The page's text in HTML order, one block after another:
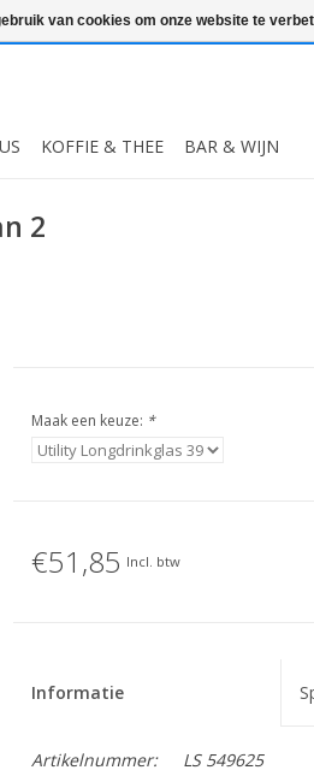
KOFFIE & THEE BAR & WIJN
2
Maak een keuze: *
€51,85 Incl. btw
Informatie
Artikelnummer:
LS 549625
van cookies om onze website te